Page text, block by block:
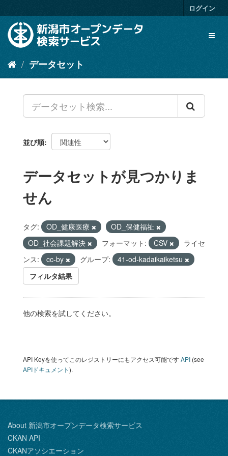
キ
容
ログイン
データセット
並び順
データセットが見つかりま
せん
タグ: OD_健康医療
OD_保健福祉
OD_社会課題解決
フォーマット: CSV
ライセ
ンス:
cc-by グループ:
41-od-kadaikaiketsu
フィルタ結果
他の検索を試してください。
API Keyを使ってこのレジストリーにもアクセス可能ですAPI (see
APIドキュメント).
About 新潟市オープンデータ検索サービス
CKAN API
CKANアソシエーション